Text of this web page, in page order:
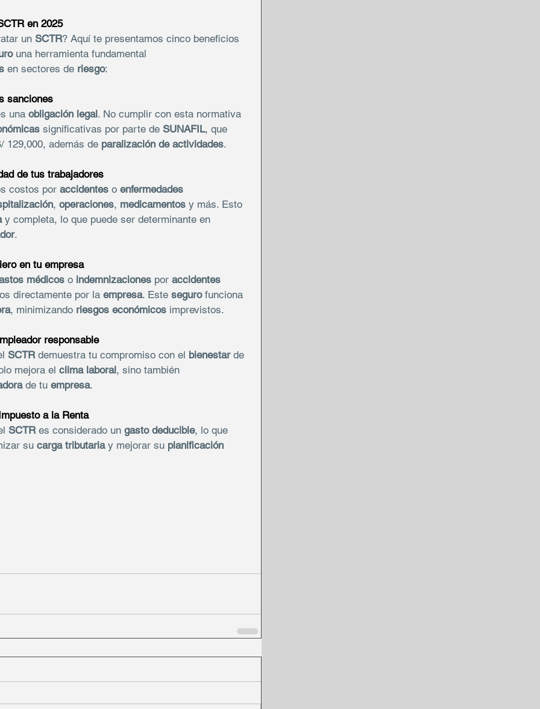
en 2025
un SCTR? Aquí te presentamos cinco beneficios
una herramienta fundamental
en sectores de riesgo:
sanciones
una obligación legal. No cumplir con esta normativa
significativas por parte de SUNAFIL, que
129,000, además de paralización de actividades.
de tus trabajadores
costos por accidentes o enfermedades
, operaciones, medicamentos y más. Esto
y completa, lo que puede ser determinante en
.
en tu empresa
médicos o indemnizaciones por accidentes
directamente por la empresa. Este seguro funciona
, minimizando riesgos económicos imprevistos.
responsable
SCTR demuestra tu compromiso con el bienestar de
mejora el clima laboral, sino también
de tu empresa.
a la Renta
SCTR es considerado un gasto deducible, lo que
su carga tributaria y mejorar su planificación